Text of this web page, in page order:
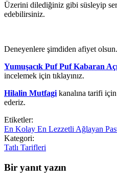
Üzerini dilediğiniz gibi süsleyip
edebilirsiniz.
Deneyenlere şimdiden afiyet olsun.
Yumuşacık Puf Puf Kabaran
incelemek için tıklayınız.
Hilalin Mutfagi kanalına tarifi
ederiz.
Etiketler:
En Kolay En Lezzetli Ağlayan
Kategori:
Tatlı Tarifleri
Bir yanıt yazın